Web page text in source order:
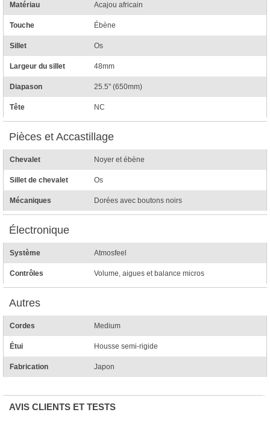
Matériau Acajou africain
Touche Ébène
Sillet Os
Largeur du sillet 48mm
Diapason 25.5" (650mm)
Tête NC
Pièces et Accastillage
Chevalet Noyer et ébène
Sillet de chevalet Os
Mécaniques Dorées avec boutons noirs
Électronique
Système Atmosfeel
Contrôles Volume, aigues et balance micros
Autres
Cordes Medium
Étui Housse semi-rigide
Fabrication Japon
AVIS CLIENTS ET TESTS